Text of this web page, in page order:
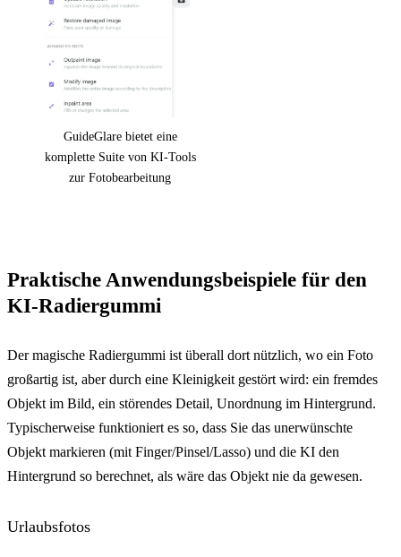
GuideGlare bietet eine
komplette Suite von KI-Tools
zur Fotobearbeitung
Praktische Anwendungsbeispiele für den
KI-Radiergummi
Der magische Radiergummi ist überall dort nützlich, wo ein Foto
großartig ist, aber durch eine Kleinigkeit gestört wird: ein fremdes
Objekt im Bild, ein störendes Detail, Unordnung im Hintergrund.
Typischerweise funktioniert es so, dass Sie das unerwünschte
Objekt markieren (mit Finger/Pinsel/Lasso) und die KI den
Hintergrund so berechnet, als wäre das Objekt nie da gewesen.
Urlaubsfotos